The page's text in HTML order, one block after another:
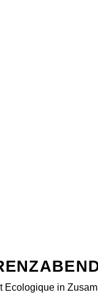
Ecologique in